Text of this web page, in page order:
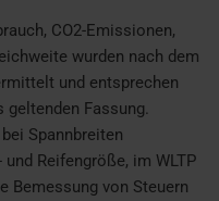
CO2-Emissionen,
wurden nach dem
und entsprechen
geltenden Fassung.
Spannbreiten
Reifengröße, im WLTP
Bemessung von Steuern